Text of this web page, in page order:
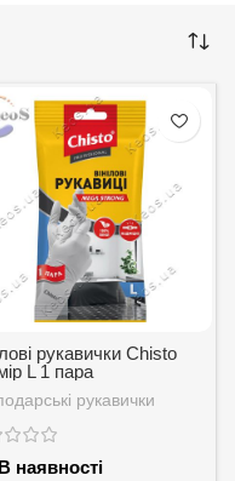
рукавички Chisto
L 1 пара
рукавички
В наявності